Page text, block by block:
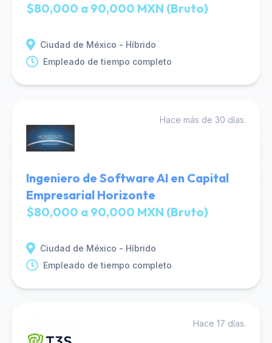
$80,000 a 90,000 MXN (Bruto)
Ciudad de México - Híbrido
Empleado de tiempo completo
Hace más de 30 días.
Ingeniero de Software AI en Capital
Empresarial Horizonte
$80,000 a 90,000 MXN (Bruto)
Ciudad de México - Híbrido
Empleado de tiempo completo
Hace 17 días.